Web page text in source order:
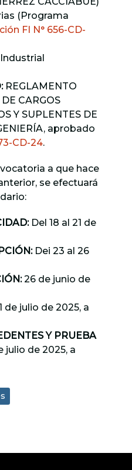
(Programa
FI N° 656-CD-
REGLAMENTO
CARGOS
Y SUPLENTES DE
aprobado
CD-24.
a que hace
se efectuará
Del 18 al 21 de
Dei 23 al 26
26 de junio de
de julio de 2025, a
Y PRUEBA
julio de 2025, a